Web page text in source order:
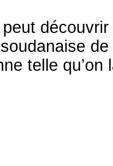
telle